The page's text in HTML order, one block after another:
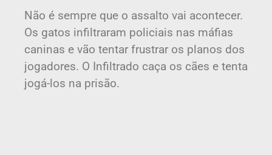
Não é sempre que o assalto vai acontecer.
Os gatos infiltraram policiais nas máfias
caninas e vão tentar frustrar os planos dos
jogadores. O Infiltrado caça os cães e tenta
jogá-los na prisão.